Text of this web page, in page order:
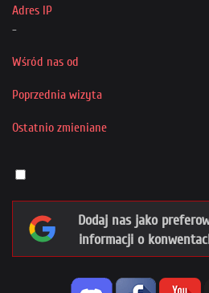
Adres IP
-
Wśród nas od
Poprzednia wizyta
Ostatnio zmieniane
Dodaj nas jako
informacji o